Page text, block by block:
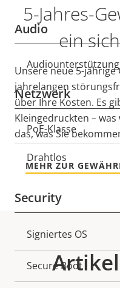
Audio
Audiounterstützung
Netzwerk
PoE-Klasse
Drahtlos
Security
Signiertes OS
Secure Boot
5-Jahres-
ein
Unsere neue 5-
jahrelangen
über Ihre Kosten. Es
Kleingedruckten –
das, was Sie
MEHR ZUR